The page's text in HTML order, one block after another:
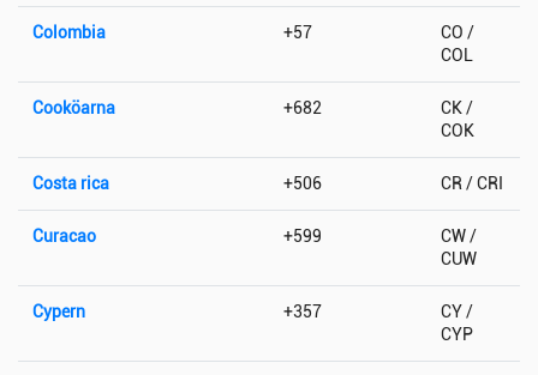
Colombia +57
CO /
COL
Cooköarna +682
CK /
COK
Costa rica +506 CR / CRI
Curacao +599
CW /
CUW
Cypern +357
CY /
CYP